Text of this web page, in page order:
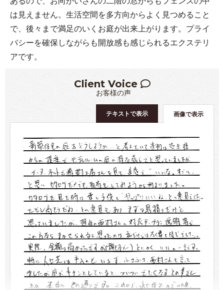
は見えません。生活空間を多方向からよく見つめること
で、後々まで満足のいくお庭が出来上がります。プライ
バシーを確保しながらも開放感も感じられるエクステリ
アです。
Client Voice
お客様の声
画像で表示
テキストで表示